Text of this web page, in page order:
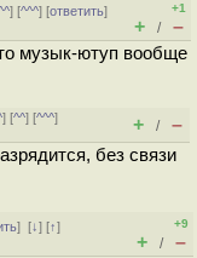
] [^^^] [ответить]
+1
+ / –
музык-ютуп вообще
] [^^] [^^^]
+ / –
без связи
][↓] [↑]
+9
+ / –